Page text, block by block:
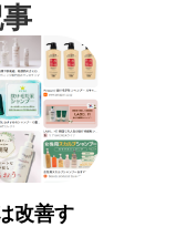
改善す